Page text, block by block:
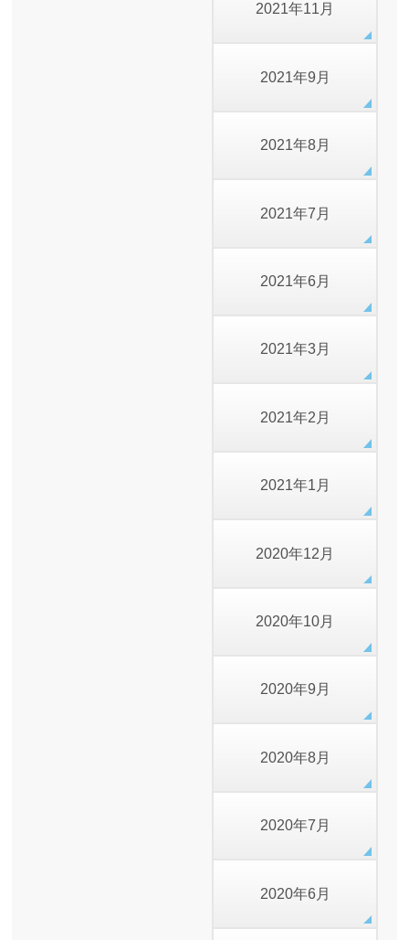
2021年11月
2021年9月
2021年8月
2021年7月
2021年6月
2021年3月
2021年2月
2021年1月
2020年12月
2020年10月
2020年9月
2020年8月
2020年7月
2020年6月